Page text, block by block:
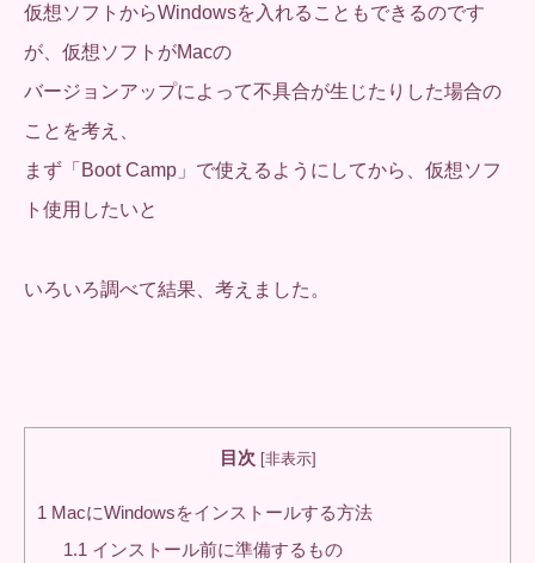
仮想ソフトからWindowsを入れることもできるのです
が、仮想ソフトがMacの
バージョンアップによって不具合が生じたりした場合の
ことを考え、
まず「Boot Camp」で使えるようにしてから、仮想ソフ
ト使用したいと
いろいろ調べて結果、考えました。
目次 [非表示]
1 MacにWindowsをインストールする方法
1.1 インストール前に準備するもの